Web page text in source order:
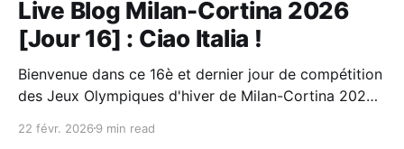
Live Blog Milan-Cortina 2026
[Jour 16] : Ciao Italia !
Bienvenue dans ce 16è et dernier jour de compétition
des Jeux Olympiques d'hiver de Milan-Cortina 2026 !
sélection des épreuves à ne pas rater, puis tout au
22 févr. 2026 9 min read